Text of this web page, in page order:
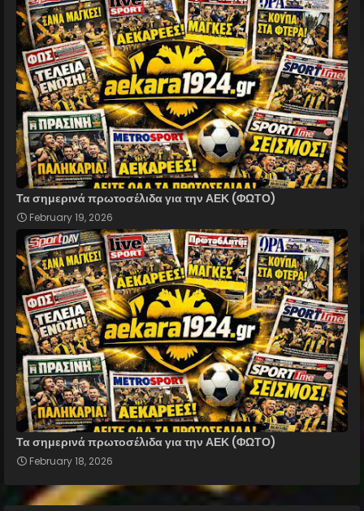
Τα σημερινά πρωτοσέλιδα για την ΑΕΚ (ΦΩΤΟ)
February 19, 2026
Τα σημερινά πρωτοσέλιδα για την ΑΕΚ (ΦΩΤΟ)
February 18, 2026